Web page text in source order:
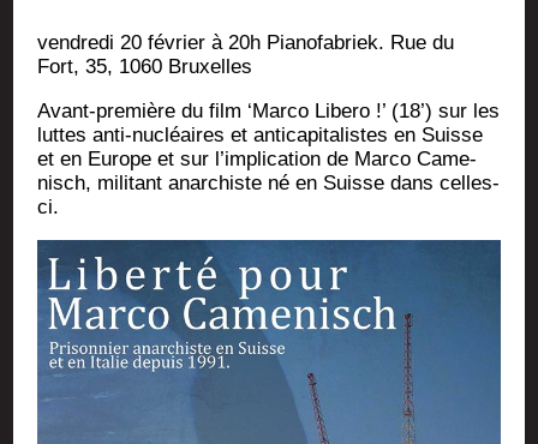
ven­dre­di 20 février à 20h Pia­no­fa­briek. Rue du
Fort, 35, 1060 Bruxelles
Avant-pre­mière du film ‘Mar­co Libe­ro !’ (18’) sur les
luttes anti-nucléaires et anti­ca­pi­ta­listes en Suisse
et en Europe et sur l’im­pli­ca­tion de Mar­co Came­
nisch, mili­tant anar­chiste né en Suisse dans celles-
ci.